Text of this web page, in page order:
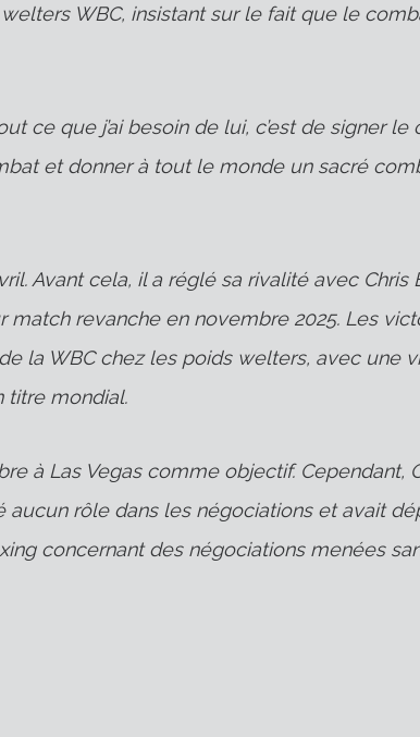
WBC, insistant sur le fait que le
ce que j’ai besoin de lui, c’est de signer le
et donner à tout le monde un sacré
Avant cela, il a réglé sa rivalité avec Chris
revanche en novembre 2025. Les
la WBC chez les poids welters, avec une
titre mondial.
à Las Vegas comme objectif. Cependant,
aucun rôle dans les négociations et avait
concernant des négociations menées